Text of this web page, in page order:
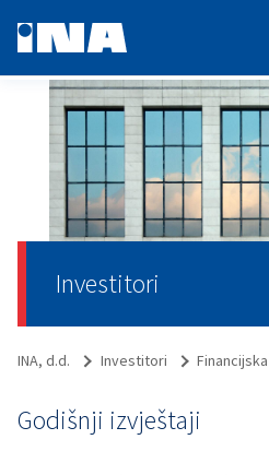
Investitori
INA, d.d. Investitori
Godišnji izvještaji